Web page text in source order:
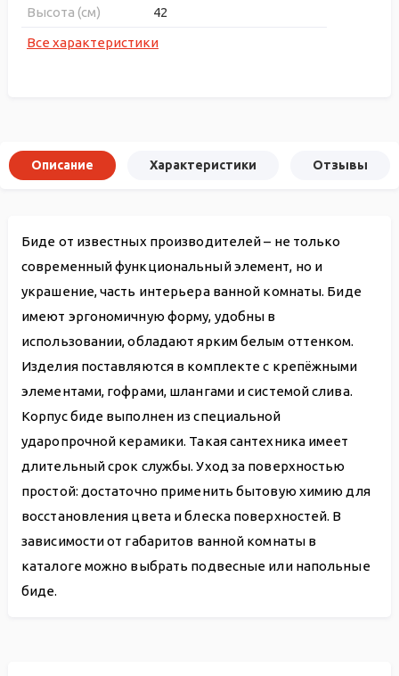
Высота (см)
42
Все характеристики
Описание Характеристики Отзывы
Биде от известных производителей – не только
современный функциональный элемент, но и
украшение, часть интерьера ванной комнаты. Биде
имеют эргономичную форму, удобны в
использовании, обладают ярким белым оттенком.
Изделия поставляются в комплекте с крепёжными
элементами, гофрами, шлангами и системой слива.
Корпус биде выполнен из специальной
ударопрочной керамики. Такая сантехника имеет
длительный срок службы. Уход за поверхностью
простой: достаточно применить бытовую химию для
восстановления цвета и блеска поверхностей. В
зависимости от габаритов ванной комнаты в
каталоге можно выбрать подвесные или напольные
биде.